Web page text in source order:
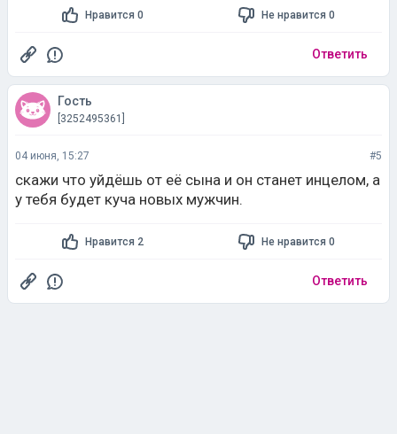
Нравится 0 Не нравится 0
Ответить
Гость
[3252495361]
04 июня, 15:27 #5
скажи что уйдёшь от её сына и он станет инцелом, а
у тебя будет куча новых мужчин.
Нравится 2 Не нравится 0
Ответить